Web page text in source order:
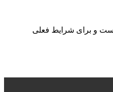
است و برای شرایط فعلی